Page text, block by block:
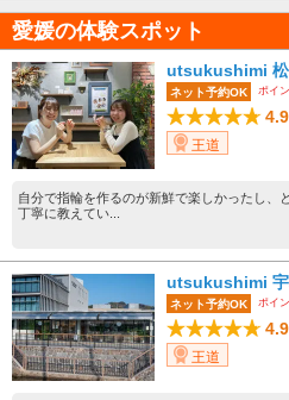
愛媛の体験スポット
utsukushimi
ネット予約OK ポイ
4.9
王道
自分で指輪を作るのが新鮮で楽しかったし、
丁寧に教えてい...
utsukushimi 宇
ネット予約OK ポイ
4.9
王道